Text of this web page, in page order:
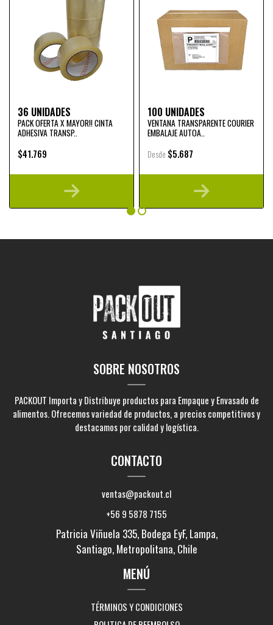
36 UNIDADES
PACK OFERTA X MAYOR!! CINTA
ADHESIVA TRANSP..
$41.769
100 UNIDADES
VENTANA TRANSPARENTE COURIER
EMBALAJE AUTOA..
Desde $5.687
SOBRE NOSOTROS
PACKOUT Importa y Distribuye productos para Empaque y Envasado de
alimentos. Ofrecemos variedad de productos, a precios competitivos y
destacamos por calidad y logística.
CONTACTO
ventas@packout.cl
+56 9 5878 7155
Patricia Viñuela 335, Bodega EyF, Lampa,
Santiago, Metropolitana, Chile
MENÚ
TÉRMINOS Y CONDICIONES